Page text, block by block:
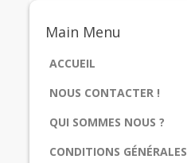
Main Menu
ACCUEIL
NOUS CONTACTER !
QUI SOMMES NOUS ?
CONDITIONS